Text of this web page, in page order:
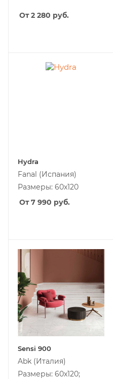
От 2 280 руб.
Hydra
Fanal (Испания)
Размеры: 60x120
От 7 990 руб.
Sensi 900
Abk (Италия)
Размеры: 60x120;